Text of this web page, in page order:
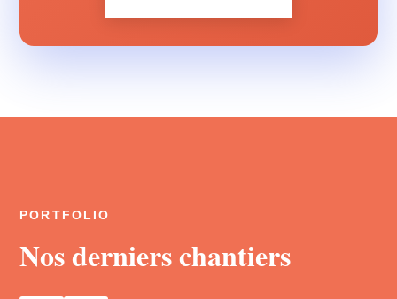
PORTFOLIO
Nos derniers chantiers